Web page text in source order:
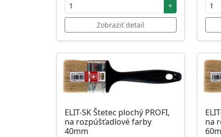
+
Zobraziť detail
ELIT-SK Štetec plochý PROFI,
na rozpúšťadlové farby
40mm
na